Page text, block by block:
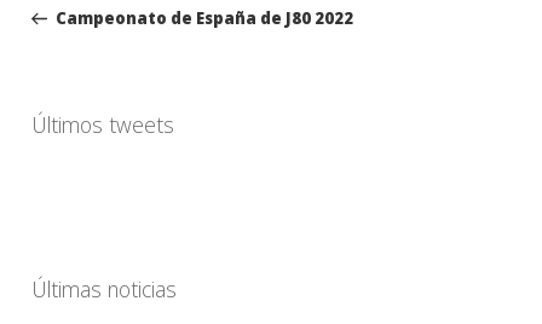
entradas
PostCampeonato de España de J80 2022
Últimos tweets
Últimas noticias